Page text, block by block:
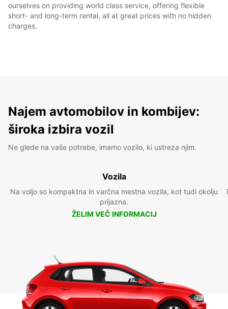
ourselves on providing world class service, offering flexible
short- and long-term rental, all at great prices with no hidden
charges.
Najem avtomobilov in kombijev:
široka izbira vozil
Ne glede na vaše potrebe, imamo vozilo, ki ustreza njim.
Vozila
Na voljo so kompaktna in varčna mestna vozila, kot tudi okolju
prijazna.
ŽELIM VEČ INFORMACIJ